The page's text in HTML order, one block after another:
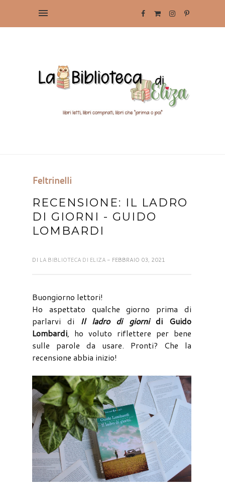
Feltrinelli
RECENSIONE: IL LADRO
DI GIORNI - GUIDO
LOMBARDI
DI LA BIBLIOTECA DI ELIZA - FEBBRAIO 03, 2021
Buongiorno lettori!
Ho aspettato qualche giorno prima di
parlarvi di Il ladro di giornidi Guido
Lombardi, ho voluto riflettere per bene
sulle parole da usare. Pronti? Che la
recensione abbia inizio!